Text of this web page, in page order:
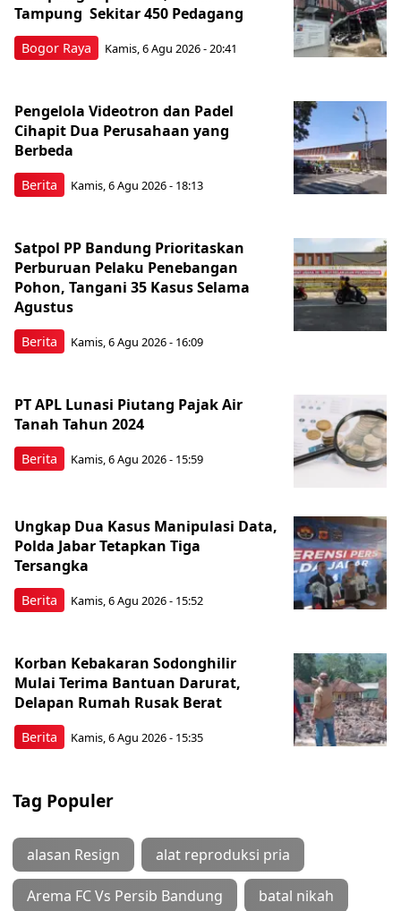
Bogor Raya
Tampung Sekitar 450 Pedagang
Kamis, 6 Agu 2026 - 20:41
Berita
Pengelola Videotron dan Padel
Cihapit Dua Perusahaan yang
Berbeda
Kamis, 6 Agu 2026 - 18:13
Berita
Satpol PP Bandung Prioritaskan
Perburuan Pelaku Penebangan
Pohon, Tangani 35 Kasus Selama
Agustus
Kamis, 6 Agu 2026 - 16:09
Berita
PT APL Lunasi Piutang Pajak Air
Tanah Tahun 2024
Kamis, 6 Agu 2026 - 15:59
Berita
Ungkap Dua Kasus Manipulasi Data,
Polda Jabar Tetapkan Tiga
Tersangka
Kamis, 6 Agu 2026 - 15:52
Berita
Korban Kebakaran Sodonghilir
Mulai Terima Bantuan Darurat,
Delapan Rumah Rusak Berat
Kamis, 6 Agu 2026 - 15:35
Tag Populer
alasan Resign alat reproduksi pria
Arema FC Vs Persib Bandung batal nikah